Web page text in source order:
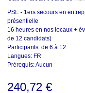
PSE - 1ers secours en
présentielle
16 heures en nos locaux +
de 12 candidats)
Participants: de 6 à 12
Langues: FR
Prérequis: Aucun
240,72 €